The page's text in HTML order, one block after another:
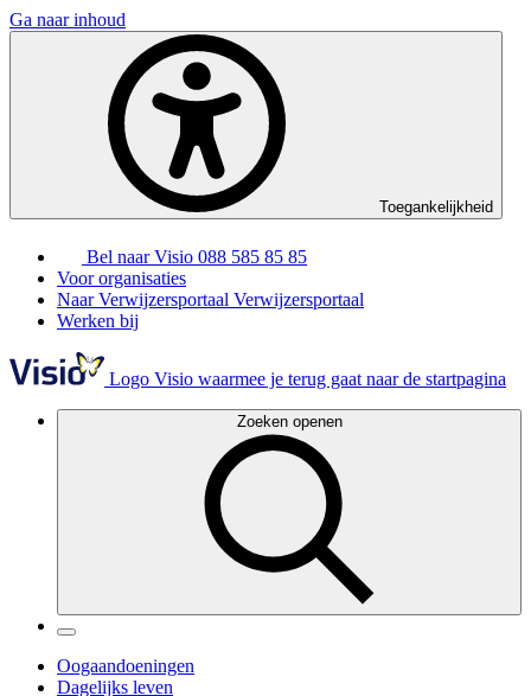
Ga naar inhoud
Toegankelijkheid
Bel naar Visio 088 585 85 85
Voor organisaties
Naar Verwijzersportaal Verwijzersportaal
Werken bij
Logo Visio waarmee je terug gaat naar de startpagina
Zoeken openen
Oogaandoeningen
Dagelijks leven